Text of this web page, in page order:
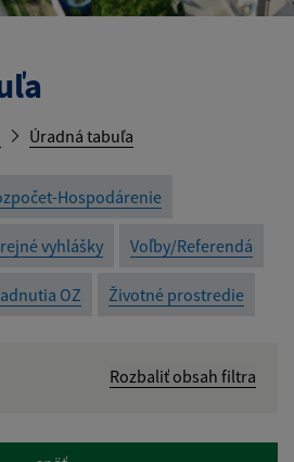
Úradná tabuľa
Hospodárenie
vyhlášky Voľby/Referendá
OZ Životné prostredie
Rozbaliť obsah filtra